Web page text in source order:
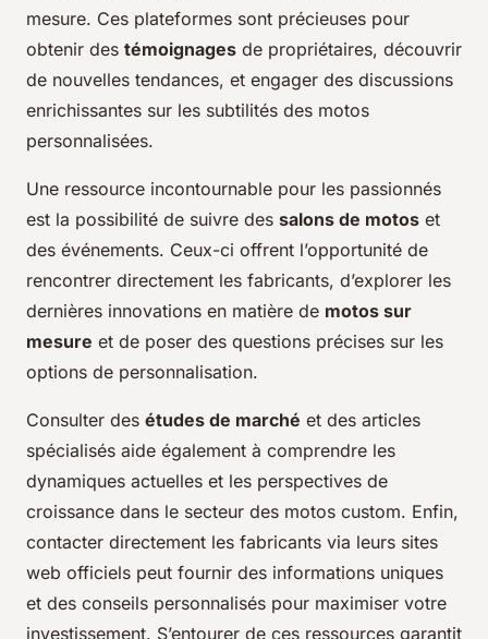
mesure. Ces plateformes sont précieuses pour
obtenir des témoignages de propriétaires, découvrir
de nouvelles tendances, et engager des discussions
enrichissantes sur les subtilités des motos
personnalisées.
Une ressource incontournable pour les passionnés
est la possibilité de suivre des salons de motos et
des événements. Ceux-ci offrent l’opportunité de
rencontrer directement les fabricants, d’explorer les
dernières innovations en matière de motos sur
mesure et de poser des questions précises sur les
options de personnalisation.
Consulter des études de marché et des articles
spécialisés aide également à comprendre les
dynamiques actuelles et les perspectives de
croissance dans le secteur des motos custom. Enfin,
contacter directement les fabricants via leurs sites
web officiels peut fournir des informations uniques
et des conseils personnalisés pour maximiser votre
investissement. S’entourer de ces ressources garantit